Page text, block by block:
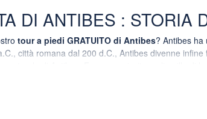
DI ANTIBES : STORIA
tour a piedi GRATUITO di Antibes? Antibes ha
città romana dal 200 d.C., Antibes divenne
da non perdere.